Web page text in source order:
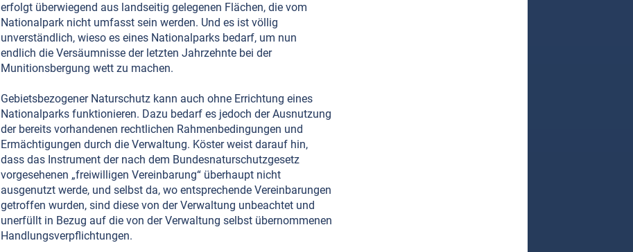
erfolgt überwiegend aus landseitig gelegenen Flächen, die vom
Nationalpark nicht umfasst sein werden. Und es ist völlig
unverständlich, wieso es eines Nationalparks bedarf, um nun
endlich die Versäumnisse der letzten Jahrzehnte bei der
Munitionsbergung wett zu machen.
Gebietsbezogener Naturschutz kann auch ohne Errichtung eines
Nationalparks funktionieren. Dazu bedarf es jedoch der Ausnutzung
der bereits vorhandenen rechtlichen Rahmenbedingungen und
Ermächtigungen durch die Verwaltung. Köster weist darauf hin,
dass das Instrument der nach dem Bundesnaturschutzgesetz
vorgesehenen „freiwilligen Vereinbarung“ überhaupt nicht
ausgenutzt werde, und selbst da, wo entsprechende Vereinbarungen
getroffen wurden, sind diese von der Verwaltung unbeachtet und
unerfüllt in Bezug auf die von der Verwaltung selbst übernommenen
Handlungsverpflichtungen.